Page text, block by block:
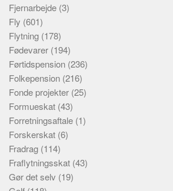
Fjernarbejde (3)
Fly (601)
Flytning (178)
Fødevarer (194)
Førtidspension (236)
Folkepension (216)
Fonde projekter (25)
Formueskat (43)
Forretningsaftale (1)
Forskerskat (6)
Fradrag (114)
Fraflytningsskat (43)
Gør det selv (19)